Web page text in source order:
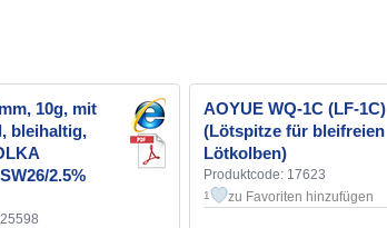
10g, mit
bleihaltig,
2.5%
AOYUE WQ-1C (LF-1C)
(Lötspitze für bleifreien
Lötkolben)
Produktcode: 17623
1 zu Favoriten hinzufügen